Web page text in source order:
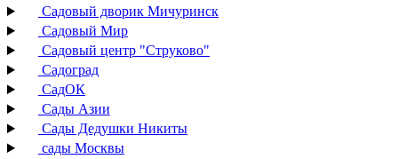
Садовый дворик Мичуринск
Садовый Мир
Садовый центр "Струково"
Садоград
СадОК
Сады Азии
Сады Дедушки Никиты
сады Москвы